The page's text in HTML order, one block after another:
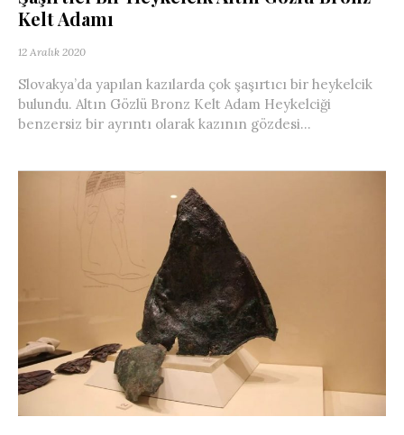
Kelt Adamı
12 Aralık 2020
Slovakya’da yapılan kazılarda çok şaşırtıcı bir heykelcik
bulundu. Altın Gözlü Bronz Kelt Adam Heykelciği
benzersiz bir ayrıntı olarak kazının gözdesi...